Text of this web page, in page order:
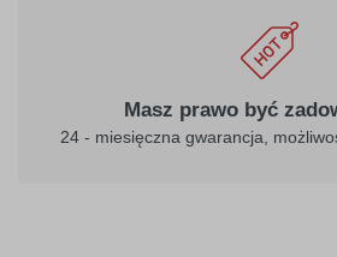
Masz prawo być
24 - miesięczna gwarancja,